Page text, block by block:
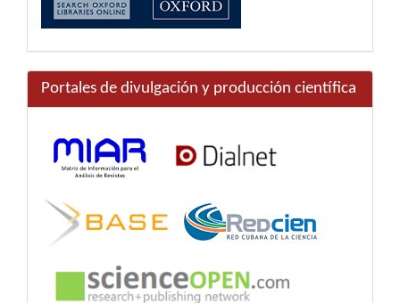
Portales de divulgación y producción científica